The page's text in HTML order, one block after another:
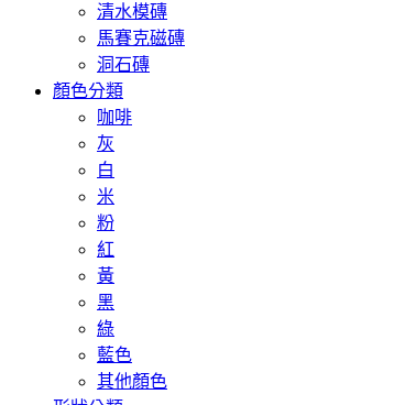
清水模磚
馬賽克磁磚
洞石磚
顏色分類
咖啡
灰
白
米
粉
紅
黃
黑
綠
藍色
其他顏色